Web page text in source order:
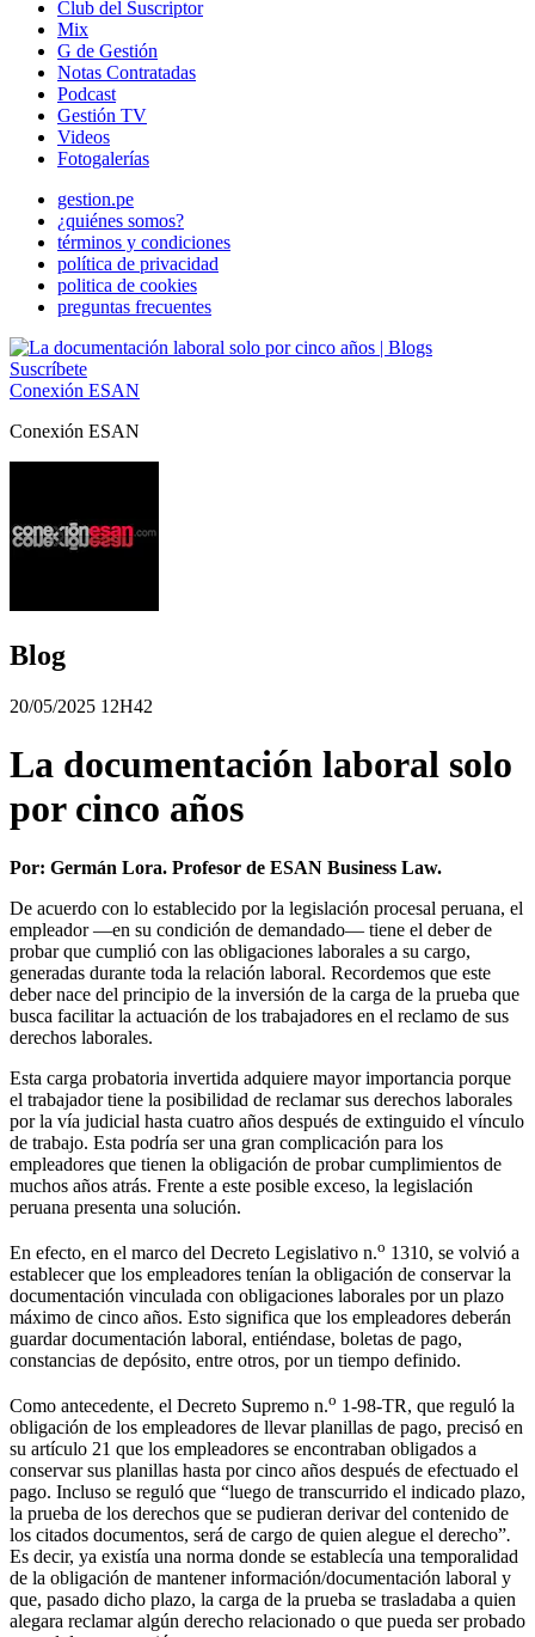
Club del Suscriptor
Mix
G de Gestión
Notas Contratadas
Podcast
Gestión TV
Videos
Fotogalerías
gestion.pe
¿quiénes somos?
términos y condiciones
política de privacidad
politica de cookies
preguntas frecuentes
Suscríbete
Conexión ESAN
Conexión ESAN
Blog
20/05/2025 12H42
La documentación laboral solo
por cinco años
Por: Germán Lora. Profesor de ESAN Business Law.
De acuerdo con lo establecido por la legislación procesal peruana, el
empleador —en su condición de demandado— tiene el deber de
probar que cumplió con las obligaciones laborales a su cargo,
generadas durante toda la relación laboral. Recordemos que este
deber nace del principio de la inversión de la carga de la prueba que
busca facilitar la actuación de los trabajadores en el reclamo de sus
derechos laborales.
Esta carga probatoria invertida adquiere mayor importancia porque
el trabajador tiene la posibilidad de reclamar sus derechos laborales
por la vía judicial hasta cuatro años después de extinguido el vínculo
de trabajo. Esta podría ser una gran complicación para los
empleadores que tienen la obligación de probar cumplimientos de
muchos años atrás. Frente a este posible exceso, la legislación
peruana presenta una solución.
En efecto, en el marco del Decreto Legislativo n.o 1310, se volvió a
establecer que los empleadores tenían la obligación de conservar la
documentación vinculada con obligaciones laborales por un plazo
máximo de cinco años. Esto significa que los empleadores deberán
guardar documentación laboral, entiéndase, boletas de pago,
constancias de depósito, entre otros, por un tiempo definido.
Como antecedente, el Decreto Supremo n.o 1-98-TR, que reguló la
obligación de los empleadores de llevar planillas de pago, precisó en
su artículo 21 que los empleadores se encontraban obligados a
conservar sus planillas hasta por cinco años después de efectuado el
pago. Incluso se reguló que “luego de transcurrido el indicado plazo,
la prueba de los derechos que se pudieran derivar del contenido de
los citados documentos, será de cargo de quien alegue el derecho”.
Es decir, ya existía una norma donde se establecía una temporalidad
de la obligación de mantener información/documentación laboral y
que, pasado dicho plazo, la carga de la prueba se trasladaba a quien
alegara reclamar algún derecho relacionado o que pueda ser probado